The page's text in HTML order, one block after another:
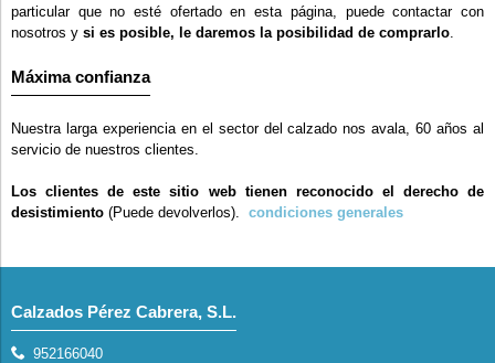
particular que no esté ofertado en esta página, puede contactar con
nosotros y si es posible, le daremos la posibilidad de comprarlo.
Máxima confianza
Nuestra larga experiencia en el sector del calzado nos avala, 60 años al
servicio de nuestros clientes.
Los clientes de este sitio web tienen reconocido el derecho de
desistimiento (Puede devolverlos). condiciones generales
Calzados Pérez Cabrera, S.L.
952166040